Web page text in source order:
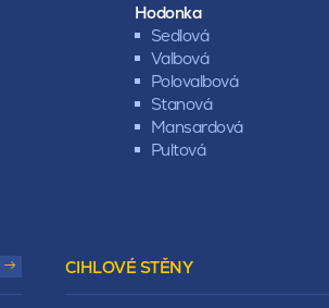
Hodonka
Sedlová
Valbová
Polovalbová
Stanová
Mansardová
Pultová
CIHLOVÉ STĚNY